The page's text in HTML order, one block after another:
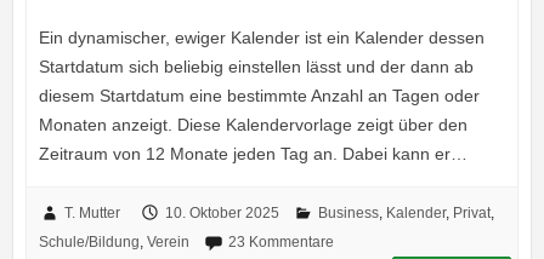
Ein dynamischer, ewiger Kalender ist ein Kalender dessen
Startdatum sich beliebig einstellen lässt und der dann ab
diesem Startdatum eine bestimmte Anzahl an Tagen oder
Monaten anzeigt. Diese Kalendervorlage zeigt über den
Zeitraum von 12 Monate jeden Tag an. Dabei kann er…
T. Mutter 10. Oktober 2025 Business, Kalender, Privat,
Schule/Bildung, Verein 23 Kommentare